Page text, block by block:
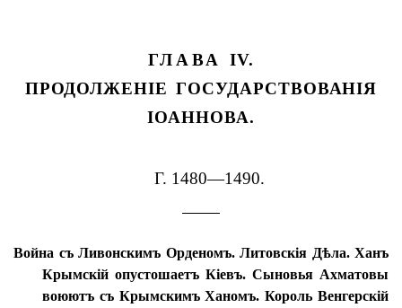
ГЛАВА
IV.
ПРОДОЛЖЕНІЕ ГОСУДАРСТВОВАНІЯ
ІОАННОВА.
Г. 1480—1490.
Война съ Ливонскимъ Орденомъ. Литовскія Дѣла. Ханъ
Крымскій опустошаетъ Кіевъ. Сыновья Ахматовы
воюютъ съ Крымскимъ Ханомъ. Король Венгерскій